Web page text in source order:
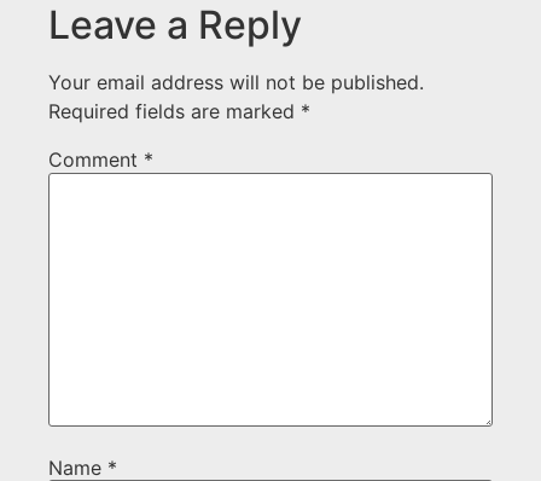
Leave a Reply
Your email address will not be published.
Required fields are marked *
Comment *
Name *